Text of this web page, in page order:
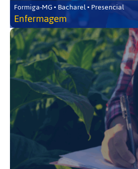
Formiga-MG • Bacharel • Presencial
Enfermagem